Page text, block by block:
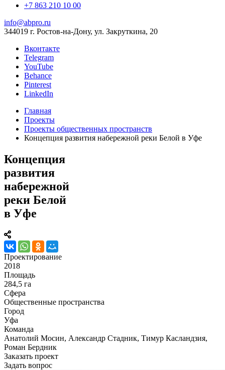
+7 863 210 10 00
info@abpro.ru
344019 г. Ростов-на-Дону, ул. Закруткина, 20
Вконтакте
Telegram
YouTube
Behance
Pinterest
LinkedIn
Главная
Проекты
Проекты общественных пространств
Концепция развития набережной реки Белой в Уфе
Концепция
развития
набережной
реки Белой
в Уфе
Проектирование
2018
Площадь
284,5 га
Сфера
Общественные пространства
Город
Уфа
Команда
Анатолий Мосин, Александр Стадник, Тимур Касландзия,
Роман Бердник
Заказать проект
Задать вопрос